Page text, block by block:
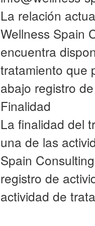
La relación
Wellness Spain
encuentra
tratamiento que
abajo registro
Finalidad
La finalidad del
una de las
Spain
registro de
actividad de